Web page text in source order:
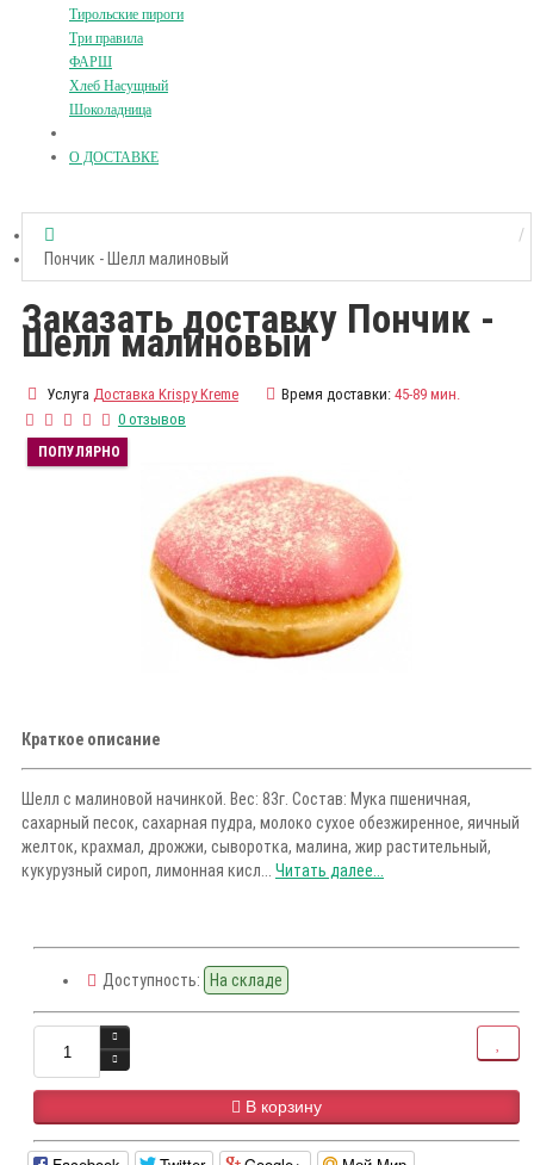
Тирольские пироги
Три правила
ФАРШ
Хлеб Насущный
Шоколадница
О ДОСТАВКЕ
Пончик - Шелл малиновый
Заказать доставку Пончик -
Шелл малиновый
Услуга Доставка Krispy Kreme Время доставки: 45-89 мин.
0 отзывов
ПОПУЛЯРНО
Краткое описание
Шелл с малиновой начинкой. Вес: 83г. Состав: Мука пшеничная,
сахарный песок, сахарная пудра, молоко сухое обезжиренное, яичный
желток, крахмал, дрожжи, сыворотка, малина, жир растительный,
кукурузный сироп, лимонная кисл... Читать далее...
Доступность: На складе
В корзину